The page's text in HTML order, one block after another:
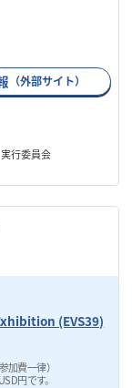
（外部サイト）
行委員会
(EVS39)
加費一律）
円です。